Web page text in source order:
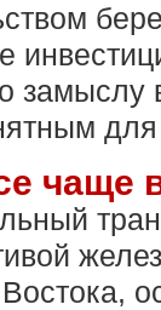
замыслу
для
чаще